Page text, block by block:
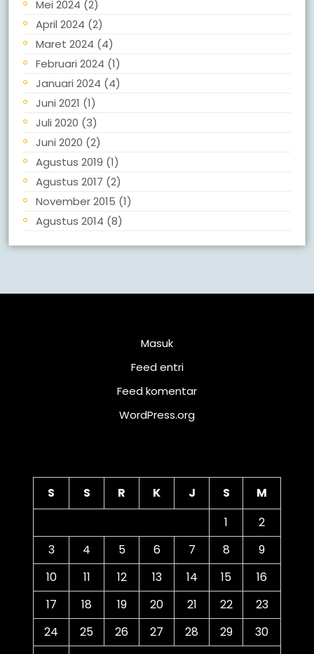
Mei 2024 (2)
April 2024 (2)
Maret 2024 (4)
Februari 2024 (1)
Januari 2024 (4)
Juni 2021 (1)
Juli 2020 (3)
Juni 2020 (2)
Agustus 2019 (1)
Agustus 2017 (2)
November 2015 (1)
Agustus 2014 (8)
Masuk
Feed entri
Feed komentar
WordPress.org
S S R K J S
M
1
2
3
4 5 6 7 8
9
10
11 12 13 14 15
16
17
18 19 20 21 22
23
24
25 26 27 28 29
30